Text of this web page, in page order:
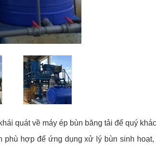
quát về máy ép bùn băng tải để quý
hợp để ứng dụng xử lý bùn sinh